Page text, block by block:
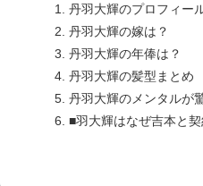
丹羽大輝のプロフィー
丹羽大輝の嫁は？
丹羽大輝の年俸は？
丹羽大輝の髪型まとめ
丹羽大輝のメンタルが
■羽大輝はなぜ吉本と契